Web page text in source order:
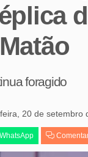
foragido
20 de setembro